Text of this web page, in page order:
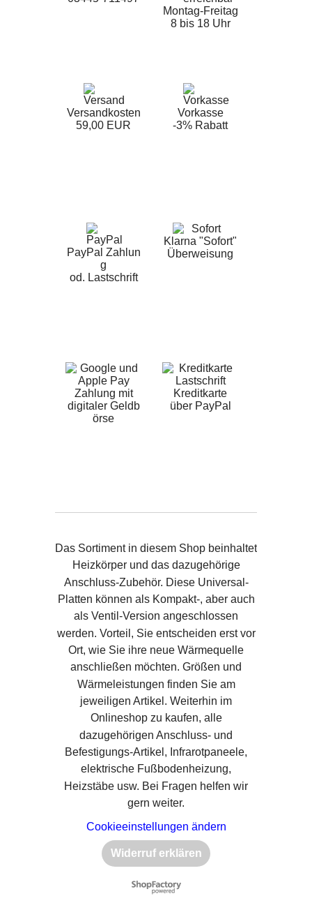
Montag-Freitag
8 bis 18 Uhr
Versandkosten
59,00 EUR
Vorkasse
-3% Rabatt
PayPal Zahlun
g
od. Lastschrift
Klarna "Sofort"
Überweisung
Zahlung mit
digitaler Geldb
örse
Kreditkarte
über PayPal
Das Sortiment in diesem Shop beinhaltet
Heizkörper und das dazugehörige
Anschluss-Zubehör. Diese Universal-
Platten können als Kompakt-, aber auch
als Ventil-Version angeschlossen
werden. Vorteil, Sie entscheiden erst vor
Ort, wie Sie ihre neue Wärmequelle
anschließen möchten. Größen und
Wärmeleistungen finden Sie am
jeweiligen Artikel. Weiterhin im
Onlineshop zu kaufen, alle
dazugehörigen Anschluss- und
Befestigungs-Artikel, Infrarotpaneele,
elektrische Fußbodenheizung,
Heizstäbe usw. Bei Fragen helfen wir
gern weiter.
Cookieeinstellungen ändern
Widerruf erklären
WebShop erstellt mit
ShopFactory Shop